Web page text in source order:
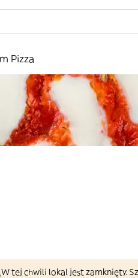
Pizza
W tej chwili lokal jest zamknięty.